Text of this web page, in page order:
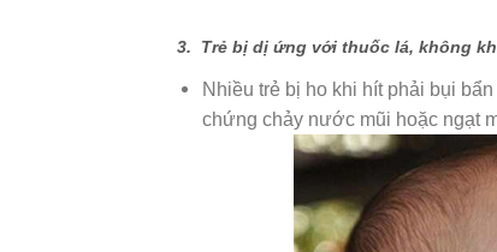
3. Trẻ bị dị ứng với thuốc lá, không
Nhiều trẻ bị ho khi hít phải bụi
chứng chảy nước mũi hoặc ngạt